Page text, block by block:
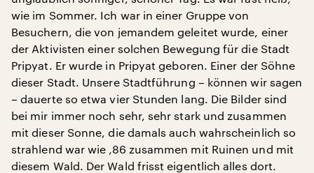
wie im Sommer. Ich war in einer Gruppe von
Besuchern, die von jemandem geleitet wurde, einer
der Aktivisten einer solchen Bewegung für die Stadt
Pripyat. Er wurde in Pripyat geboren. Einer der Söhne
dieser Stadt. Unsere Stadtführung – können wir sagen
– dauerte so etwa vier Stunden lang. Die Bilder sind
bei mir immer noch sehr, sehr stark und zusammen
mit dieser Sonne, die damals auch wahrscheinlich so
strahlend war wie ‚86 zusammen mit Ruinen und mit
diesem Wald. Der Wald frisst eigentlich alles dort.